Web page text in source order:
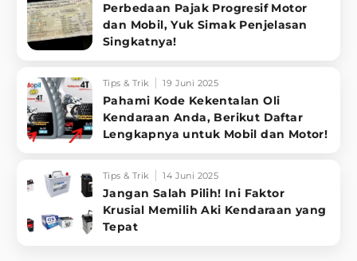
Perbedaan Pajak Progresif Motor
dan Mobil, Yuk Simak Penjelasan
Singkatnya!
Tips & Trik 19 Juni 2025
Pahami Kode Kekentalan Oli
Kendaraan Anda, Berikut Daftar
Lengkapnya untuk Mobil dan Motor!
Tips & Trik 14 Juni 2025
Jangan Salah Pilih! Ini Faktor
Krusial Memilih Aki Kendaraan yang
Tepat